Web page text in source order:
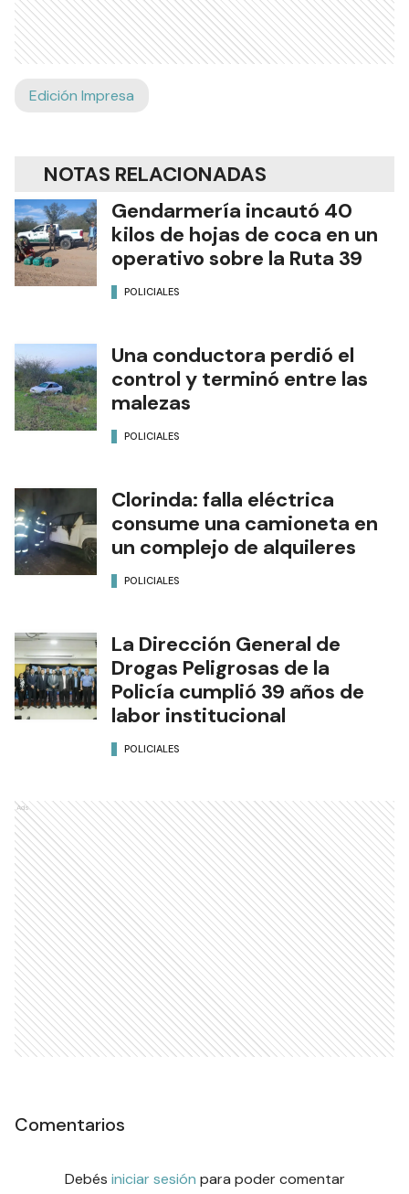
Edición Impresa
NOTAS RELACIONADAS
Gendarmería incautó 40
kilos de hojas de coca en un
operativo sobre la Ruta 39
POLICIALES
Una conductora perdió el
control y terminó entre las
malezas
POLICIALES
Clorinda: falla eléctrica
consume una camioneta en
un complejo de alquileres
POLICIALES
La Dirección General de
Drogas Peligrosas de la
Policía cumplió 39 años de
labor institucional
POLICIALES
Ads
Comentarios
Debés iniciar sesión para poder comentar